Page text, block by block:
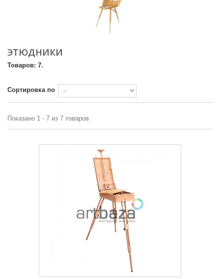
ЭТЮДНИКИ
Товаров: 7.
Сортировка по
Показано 1 - 7 из 7 товаров